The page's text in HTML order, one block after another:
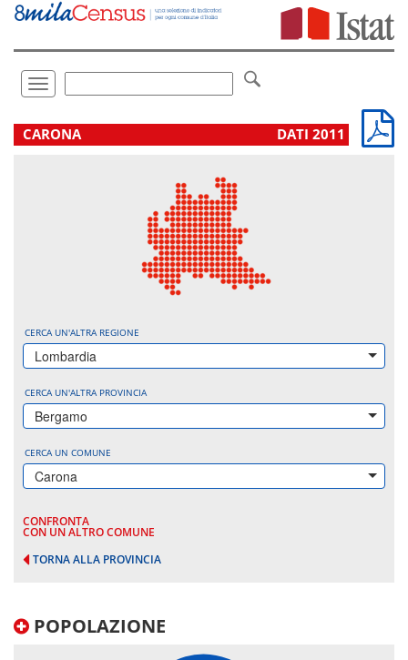
Vai
direttamente
Toggle
navigation
.
CARONA DATI 2011
CERCA UN'ALTRA REGIONE
Lombardia
CERCA UN'ALTRA PROVINCIA
Bergamo
CERCA UN COMUNE
Carona
CONFRONTA
CON UN ALTRO COMUNE
TORNA ALLA PROVINCIA
POPOLAZIONE